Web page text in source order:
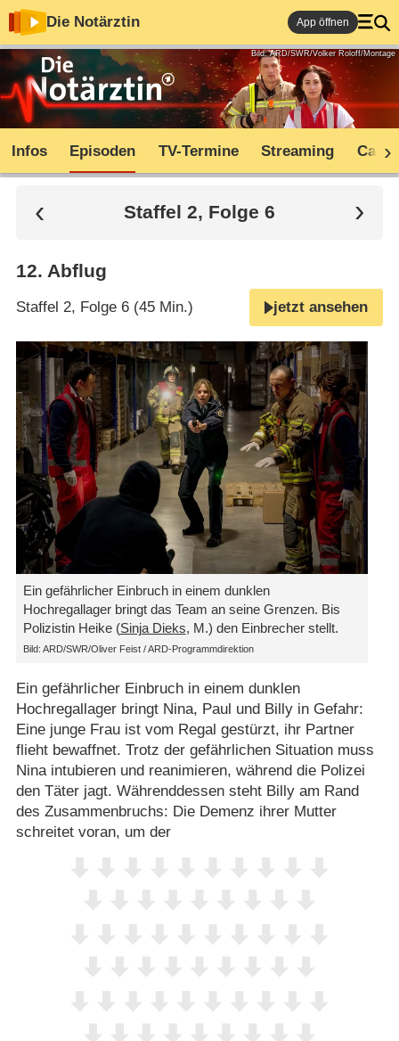
Die Notärztin App öffnen
Bild: ARD/SWR/Volker Roloff/Montage
Infos Episoden TV-Termine Streaming Cast
Staffel 2, Folge 6
12. Abflug
Staffel 2, Folge 6 (45 Min.) jetzt ansehen
Ein gefährlicher Einbruch in einem dunklen
Hochregallager bringt das Team an seine Grenzen. Bis
Polizistin Heike (Sinja Dieks, M.) den Einbrecher stellt.
Bild: ARD/SWR/Oliver Feist / ARD-Programmdirektion
Ein gefährlicher Einbruch in einem dunklen
Hochregallager bringt Nina, Paul und Billy in Gefahr:
Eine junge Frau ist vom Regal gestürzt, ihr Partner
flieht bewaffnet. Trotz der gefährlichen Situation muss
Nina intubieren und reanimieren, während die Polizei
den Täter jagt. Währenddessen steht Billy am Rand
des Zusammenbruchs: Die Demenz ihrer Mutter
schreitet voran, um der